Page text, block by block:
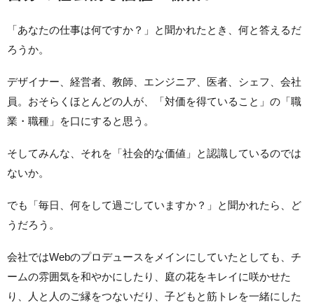
「あなたの仕事は何ですか？」と聞かれたとき、何と答えるだ
ろうか。
デザイナー、経営者、教師、エンジニア、医者、シェフ、会社
員。おそらくほとんどの人が、「対価を得ていること」の「職
業・職種」を口にすると思う。
そしてみんな、それを「社会的な価値」と認識しているのでは
ないか。
でも「毎日、何をして過ごしていますか？」と聞かれたら、ど
うだろう。
会社ではWebのプロデュースをメインにしていたとしても、チ
ームの雰囲気を和やかにしたり、庭の花をキレイに咲かせた
り、人と人のご縁をつないだり、子どもと筋トレを一緒にした